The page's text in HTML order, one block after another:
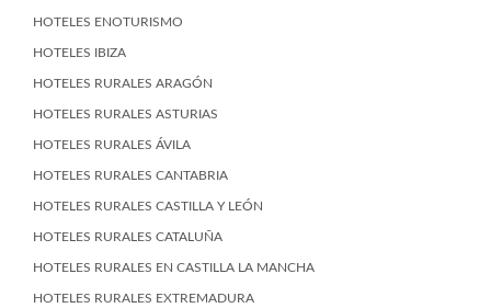
HOTELES ENOTURISMO
HOTELES IBIZA
HOTELES RURALES ARAGÓN
HOTELES RURALES ASTURIAS
HOTELES RURALES ÁVILA
HOTELES RURALES CANTABRIA
HOTELES RURALES CASTILLA Y LEÓN
HOTELES RURALES CATALUÑA
HOTELES RURALES EN CASTILLA LA MANCHA
HOTELES RURALES EXTREMADURA